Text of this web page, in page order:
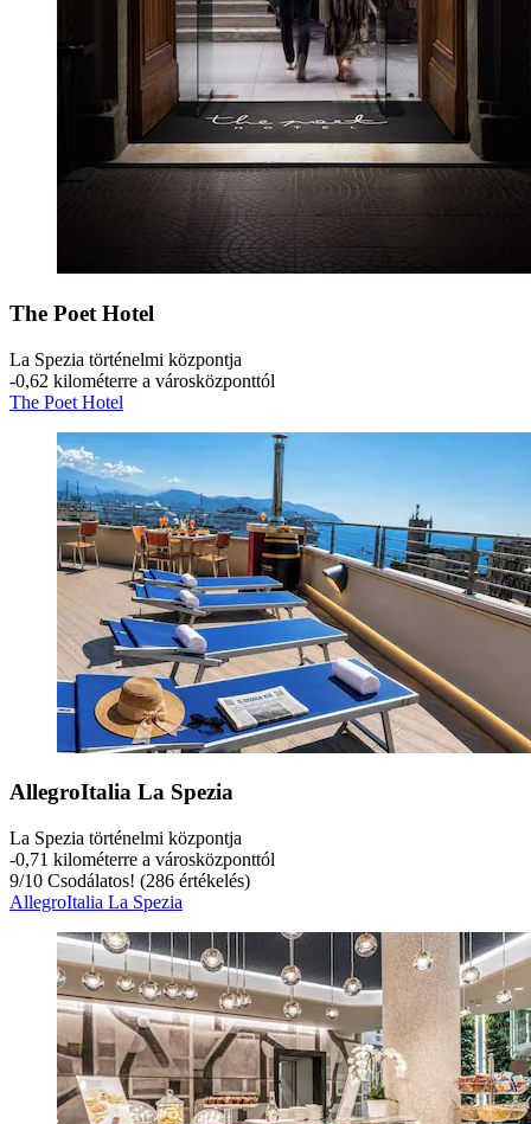
The Poet Hotel
La Spezia történelmi központja
‐0,62 kilométerre a városközponttól
The Poet Hotel
AllegroItalia La Spezia
La Spezia történelmi központja
‐0,71 kilométerre a városközponttól
9/10 Csodálatos! (286 értékelés)
AllegroItalia La Spezia